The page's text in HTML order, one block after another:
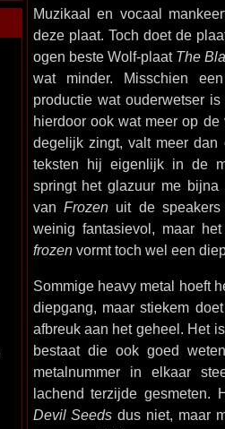
Muzikaal en vocaal
deze plaat. Toch doet de
ogen beste Wolf-plaat The
wat minder. Misschien
productie wat ouderwetser
hierdoor ook wat meer op
degelijk zingt, valt meer
teksten hij eigenlijk in de
springt het glazuur me
van Frozenuit de speakers
weinig fantasievol, maar
frozenvormt toch wel een
Sommige heavy metal hoeft
diepgang, maar stiekem
afbreuk aan het geheel. Het
bestaat die ook goed
metalnummer in elkaar
lachend terzijde gesmeten.
Devil Seeds dus niet, maar